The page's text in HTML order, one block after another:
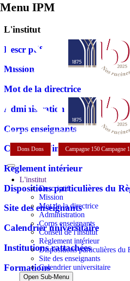
Menu IPM
Dons Dons Campagne 150 Campagne
L'institut
Descriptif
Mission
Mot de la directrice
Administration
Corps enseignants
Conseil de l'institut
Règlement intérieur
Dispositions particulières du
Site des enseignants
Calendrier universitaire
Open Sub-Menu
L'institut
Descriptif
Mission
Mot de la directrice
Administration
Corps enseignants
Conseil de l'institut
Règlement intérieur
Dispositions particulières du
Site des enseignants
Calendrier universitaire
Institutions rattachées
Formations